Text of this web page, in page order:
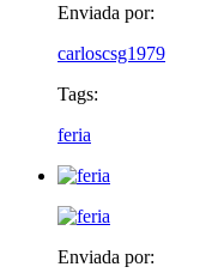
Enviada por:
carloscsg1979
Tags:
feria
Enviada por: